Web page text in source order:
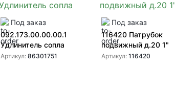
Под заказ
092.173.00.00.00.1
Удлинитель сопла
Артикул:86301751
Под заказ
116420 Патрубок
подвижный д.20 1"
Артикул:116420